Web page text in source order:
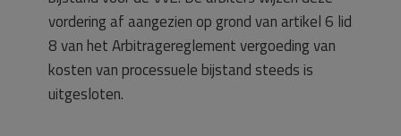
vordering af aangezien op grond van artikel 6 lid
8 van het Arbitragereglement vergoeding van
kosten van processuele bijstand steeds is
uitgesloten.